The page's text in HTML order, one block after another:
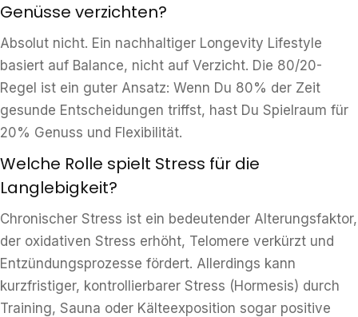
Genüsse verzichten?
Absolut nicht. Ein nachhaltiger Longevity Lifestyle
basiert auf Balance, nicht auf Verzicht. Die 80/20-
Regel ist ein guter Ansatz: Wenn Du 80% der Zeit
gesunde Entscheidungen triffst, hast Du Spielraum für
20% Genuss und Flexibilität.
Welche Rolle spielt Stress für die
Langlebigkeit?
Chronischer Stress ist ein bedeutender Alterungsfaktor,
der oxidativen Stress erhöht, Telomere verkürzt und
Entzündungsprozesse fördert. Allerdings kann
kurzfristiger, kontrollierbarer Stress (Hormesis) durch
Training, Sauna oder Kälteexposition sogar positive